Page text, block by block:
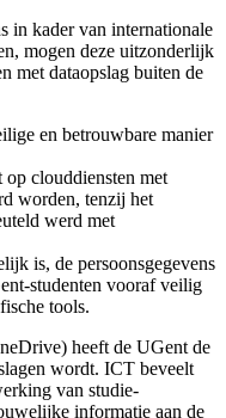
in kader van internationale
mogen deze uitzonderlijk
met dataopslag buiten de
en betrouwbare manier
op clouddiensten met
worden, tenzij het
werd met
is, de persoonsgegevens
studenten vooraf veilig
tools.
heeft de UGent de
wordt. ICT beveelt
van studie-
informatie aan de